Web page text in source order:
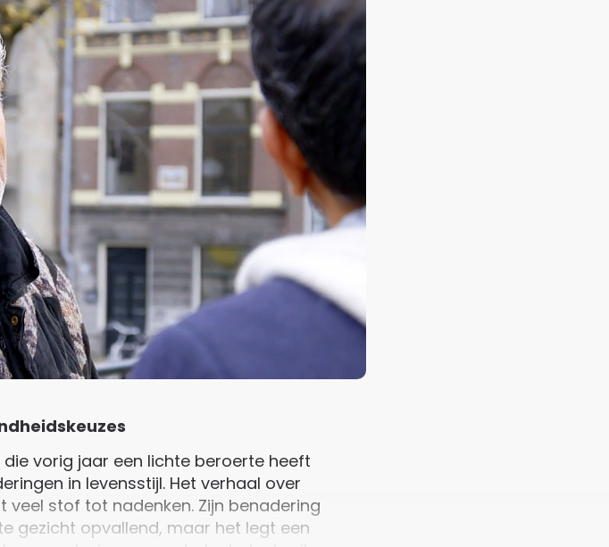
vorig jaar een lichte beroerte heeft
in levensstijl. Het verhaal over
veel stof tot nadenken. Zijn benadering
gezicht opvallend, maar het legt een